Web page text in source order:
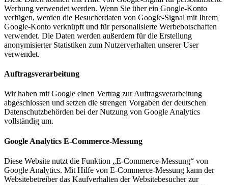
Werbung verwendet werden. Wenn Sie über ein Google-Konto
verfügen, werden die Besucherdaten von Google-Signal mit Ihrem
Google-Konto verknüpft und für personalisierte Werbebotschaften
verwendet. Die Daten werden außerdem für die Erstellung
anonymisierter Statistiken zum Nutzerverhalten unserer User
verwendet.
Auftragsverarbeitung
Wir haben mit Google einen Vertrag zur Auftragsverarbeitung
abgeschlossen und setzen die strengen Vorgaben der deutschen
Datenschutzbehörden bei der Nutzung von Google Analytics
vollständig um.
Google Analytics E-Commerce-Messung
Diese Website nutzt die Funktion „E-Commerce-Messung“ von
Google Analytics. Mit Hilfe von E-Commerce-Messung kann der
Websitebetreiber das Kaufverhalten der Websitebesucher zur